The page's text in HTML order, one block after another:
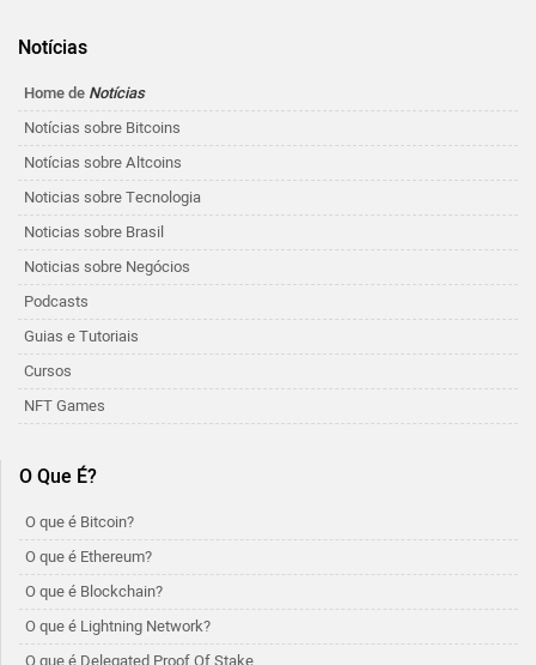
Notícias
Home de Notícias
Notícias sobre Bitcoins
Notícias sobre Altcoins
Noticias sobre Tecnologia
Noticias sobre Brasil
Noticias sobre Negócios
Podcasts
Guias e Tutoriais
Cursos
NFT Games
O Que É?
O que é Bitcoin?
O que é Ethereum?
O que é Blockchain?
O que é Lightning Network?